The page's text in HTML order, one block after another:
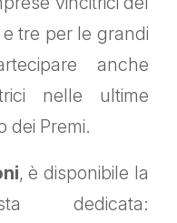
tre per le grandi
anche
nelle ultime
dei Premi.
, è disponibile la
dedicata: